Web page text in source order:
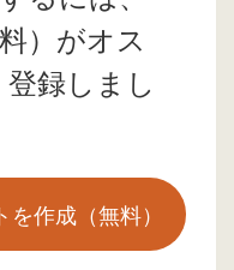
）がオス
録しまし
作成（無料）